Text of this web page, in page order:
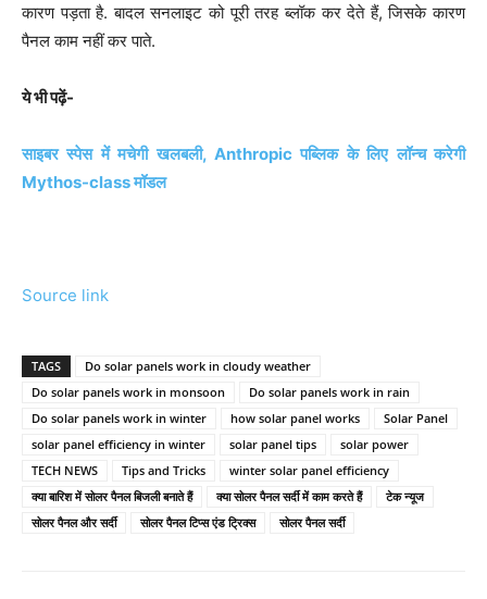
कारण पड़ता है. बादल सनलाइट को पूरी तरह ब्लॉक कर देते हैं, जिसके कारण
पैनल काम नहीं कर पाते.
ये भी पढ़ें-
साइबर स्पेस में मचेगी खलबली, Anthropic पब्लिक के लिए लॉन्च करेगी
Mythos-class मॉडल
Source link
TAGS
Do solar panels work in cloudy weather
Do solar panels work in monsoon
Do solar panels work in rain
Do solar panels work in winter
how solar panel works
Solar Panel
solar panel efficiency in winter
solar panel tips
solar power
TECH NEWS
Tips and Tricks
winter solar panel efficiency
क्या बारिश में सोलर पैनल बिजली बनाते हैं
क्या सोलर पैनल सर्दी में काम करते हैं
टेक न्यूज
सोलर पैनल और सर्दी
सोलर पैनल टिप्स एंड ट्रिक्स सोलर पैनल सर्दी